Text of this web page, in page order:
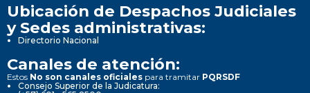
Ubicación de Despachos Judiciales
y Sedes administrativas:
Directorio Nacional
Canales de atención:
Estos No son canales oficiales para tramitar PQRSDF
Consejo Superior de la Judicatura: